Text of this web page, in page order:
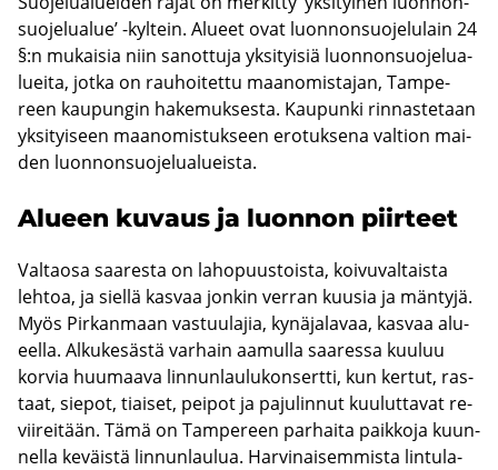
suo­je­lua­lue’ -​kyltein. Alu­eet ovat luon­non­suo­je­lu­lain 24
§:n mu­kai­sia niin sa­not­tu­ja yk­si­tyi­siä luon­non­suo­je­lua­
luei­ta, jotka on rau­hoi­tet­tu maa­no­mis­ta­jan, Tam­pe­
reen kau­pun­gin ha­ke­muk­ses­ta. Kau­pun­ki rin­nas­te­taan
yk­si­tyi­seen maa­no­mis­tuk­seen ero­tuk­se­na val­tion mai­
den luon­non­suo­je­lua­lueis­ta.
Alu­een ku­vaus ja luon­non piir­teet
Val­tao­sa saa­res­ta on la­ho­puus­tois­ta, koi­vu­val­tais­ta
leh­toa, ja siel­lä kas­vaa jon­kin ver­ran kuusia ja män­ty­jä.
Myös Pir­kan­maan vas­tuu­la­jia, ky­nä­ja­la­vaa, kas­vaa alu­
eel­la. Al­ku­ke­säs­tä var­hain aa­mul­la saa­res­sa kuu­luu
kor­via huu­maa­va lin­nun­lau­lu­kon­sert­ti, kun ker­tut, ras­
taat, sie­pot, tiai­set, pei­pot ja pa­ju­lin­nut kuu­lut­ta­vat re­
vii­rei­tään. Tämä on Tam­pe­reen par­hai­ta paik­ko­ja kuun­
nel­la ke­väis­tä lin­nun­lau­lua. Har­vi­nai­sem­mis­ta lin­tu­la­